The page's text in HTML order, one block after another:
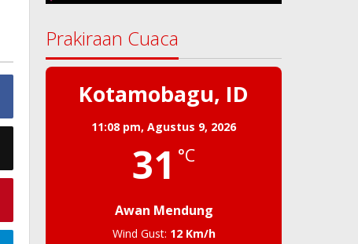
Prakiraan Cuaca
Kotamobagu, ID
11:08 pm,Agustus 9, 2026
31 °C
Awan Mendung
Wind Gust: 12 Km/h